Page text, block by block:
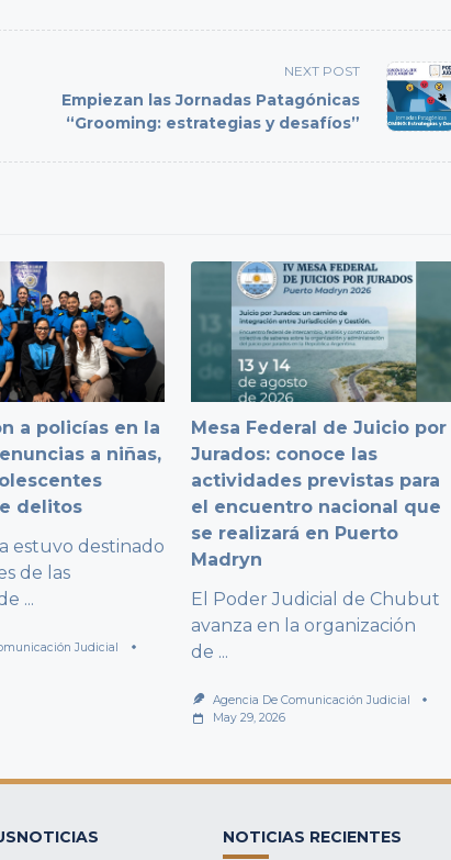
NEXT POST
Empiezan las Jornadas Patagónicas
“Grooming: estrategias y desafíos”
a policías en la
a niñas,
delitos
estuvo destinado
de las
...
Judicial
Mesa Federal de Juicio por
Jurados: conoce las
actividades previstas para
el encuentro nacional que
se realizará en Puerto
Madryn
El Poder Judicial de Chubut
avanza en la organización
de ...
Agencia De Comunicación Judicial
May 29, 2026
NOTICIAS RECIENTES